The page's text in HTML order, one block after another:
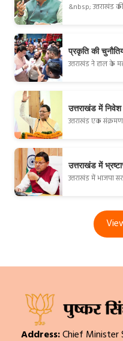
&nbsp; उत्तराखंड
प्रकृति की
उत्तराखंड ने हाल के
उत्तराखंड में
उत्तराखंड एक
उत्तराखंड में
उत्तराखंड में भाजपा
Address:Chief Minister